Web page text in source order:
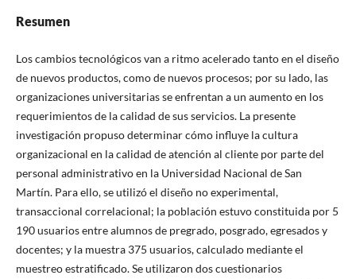
Resumen
Los cambios tecnológicos van a ritmo acelerado tanto en el diseño
de nuevos productos, como de nuevos procesos; por su lado, las
organizaciones universitarias se enfrentan a un aumento en los
requerimientos de la calidad de sus servicios. La presente
investigación propuso determinar cómo influye la cultura
organizacional en la calidad de atención al cliente por parte del
personal administrativo en la Universidad Nacional de San
Martín. Para ello, se utilizó el diseño no experimental,
transaccional correlacional; la población estuvo constituida por 5
190 usuarios entre alumnos de pregrado, posgrado, egresados y
docentes; y la muestra 375 usuarios, calculado mediante el
muestreo estratificado. Se utilizaron dos cuestionarios